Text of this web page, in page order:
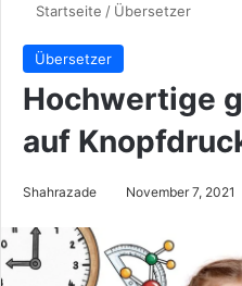
Startseite / Übersetzer
Übersetzer
Hochwertige
auf
Shahrazade November 7, 2021